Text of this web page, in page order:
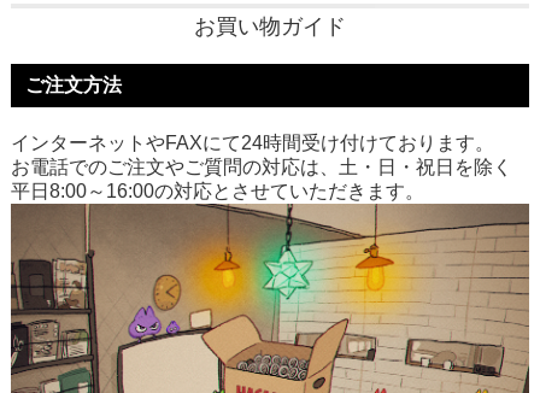
お買い物ガイド
ご注文方法
インターネットやFAXにて24時間受け付けております。
お電話でのご注文やご質問の対応は、土・日・祝日を除く
平日8:00～16:00の対応とさせていただきます。